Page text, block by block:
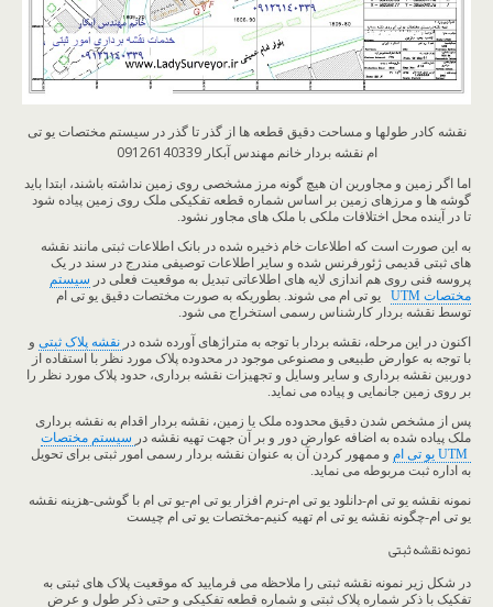
نقشه کادر طولها و مساحت دقیق قطعه ها از گذر تا گذر در سیستم مختصات یو تی
ام نقشه بردار خانم مهندس آبکار 09126140339
اما اگر زمین و مجاورین ان هیچ گونه مرز مشخصی روی زمین نداشته باشند، ابتدا باید
گوشه ها و مرزهای زمین بر اساس شماره قطعه تفکیکی ملک روی زمین پیاده شود
تا در آینده محل اختلافات ملکی با ملک های مجاور نشود.
به این صورت است که اطلاعات خام ذخیره شده در بانک اطلاعات ثبتی مانند نقشه
های ثبتی قدیمی ژئورفرنس شده و سایر اطلاعات توصیفی مندرج در سند در یک
پروسه فنی روی هم اندازی لایه های اطلاعاتی تبدیل به موقعیت فعلی در سیستم
مختصات UTM
یو تی ام می شوند. بطوریکه به صورت مختصات دقیق یو تی ام
توسط نقشه بردار کارشناس رسمی استخراج می شود.
اکنون در این مرحله، نقشه بردار با توجه به متراژهای آورده شده در نقشه پلاک ثبتی و
با توجه به عوارض طبیعی و مصنوعی موجود در محدوده پلاک مورد نظر با استفاده از
دوربین نقشه برداری و سایر وسایل و تجهیزات نقشه برداری، حدود پلاک مورد نظر را
بر روی زمین جانمایی و پیاده می نماید.
پس از مشخص شدن دقیق محدوده ملک یا زمین، نقشه بردار اقدام به نقشه برداری
ملک پیاده شده به اضافه عوارض دور و بر آن جهت تهیه نقشه در سیستم مختصات
و ممهور کردن آن به عنوان نقشه بردار رسمی امور ثبتی برای تحویل
به اداره ثبت مربوطه می نماید.
نمونه نقشه یو تی ام-دانلود یو تی ام-نرم افزار یو تی ام-یو تی ام با گوشی-هزینه نقشه
یو تی ام-چگونه نقشه یو تی ام تهیه کنیم-مختصات یو تی ام چیست
نمونه نقشه ثبتی
در شکل زیر نمونه نقشه ثبتی را ملاحظه می فرمایید که موقعیت پلاک های ثبتی به
تفکیک با ذکر شماره پلاک ثبتی و شماره قطعه تفکیکی و حتی ذکر طول و عرض